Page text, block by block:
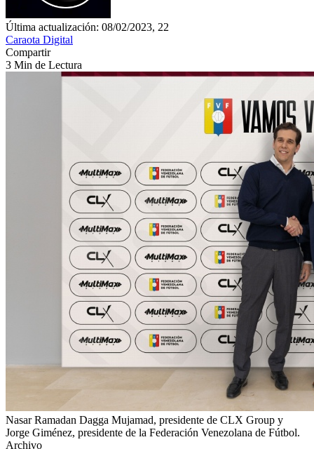
Última actualización: 08/02/2023, 22
Caraota Digital
Compartir
3 Min de Lectura
Nasar Ramadan Dagga Mujamad, presidente de CLX Group y
Jorge Giménez, presidente de la Federación Venezolana de Fútbol.
Archivo